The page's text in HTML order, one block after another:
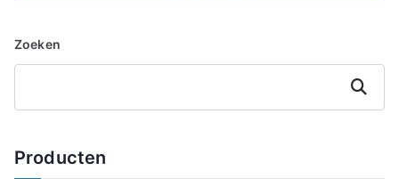
Zoeken
Zoeken
Producten